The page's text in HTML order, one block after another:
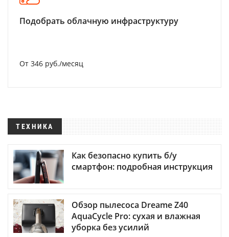
Подобрать облачную инфраструктуру
От 346 руб./месяц
ТЕХНИКА
Как безопасно купить б/у
смартфон: подробная инструкция
Обзор пылесоса Dreame Z40
AquaCycle Pro: сухая и влажная
уборка без усилий